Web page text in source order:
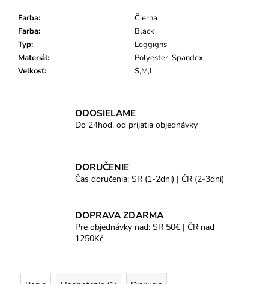
Farba:
Čierna
Farba:
Black
Typ:
Leggigns
Materiál:
Polyester, Spandex
Veľkosť: S,M,L
ODOSIELAME
Do 24hod. od prijatia objednávky
DORUČENIE
Čas doručenia: SR (1-2dni) | ČR (2-3dni)
DOPRAVA ZDARMA
Pre objednávky nad: SR 50€ | ČR nad
1250Kč